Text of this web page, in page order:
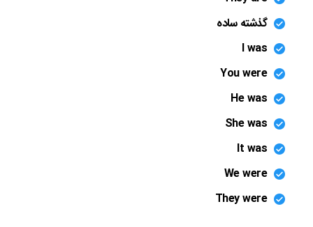
گذشته ساده
I was
You were
He was
She was
It was
We were
They were